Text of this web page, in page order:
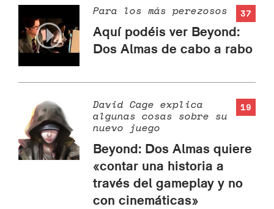
37
Para los más perezosos
Aquí podéis ver Beyond:
Dos Almas de cabo a rabo
19
David Cage explica
algunas cosas sobre su
nuevo juego
Beyond: Dos Almas quiere
«contar una historia a
través del gameplay y no
con cinemáticas»